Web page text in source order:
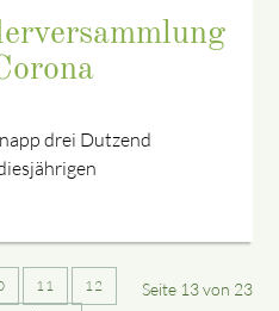
drei Dutzend
Seite 13 von 23
11
12